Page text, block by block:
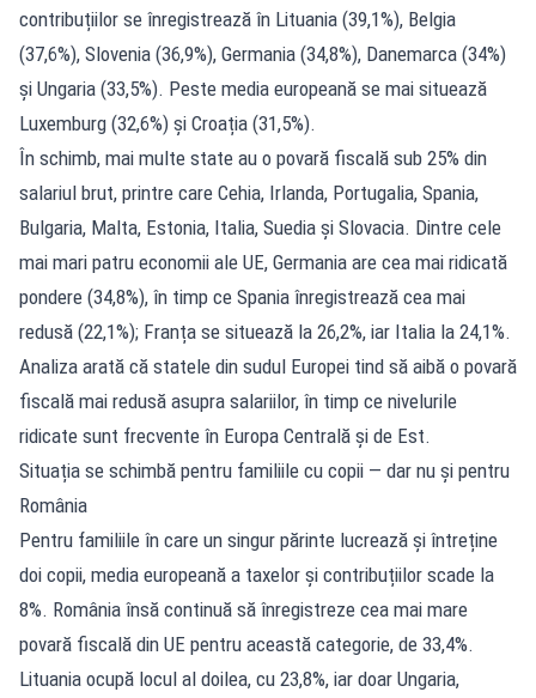
contribuțiilor se înregistrează în Lituania (39,1%), Belgia
(37,6%), Slovenia (36,9%), Germania (34,8%), Danemarca (34%)
și Ungaria (33,5%). Peste media europeană se mai situează
Luxemburg (32,6%) și Croația (31,5%).
În schimb, mai multe state au o povară fiscală sub 25% din
salariul brut, printre care Cehia, Irlanda, Portugalia, Spania,
Bulgaria, Malta, Estonia, Italia, Suedia și Slovacia. Dintre cele
mai mari patru economii ale UE, Germania are cea mai ridicată
pondere (34,8%), în timp ce Spania înregistrează cea mai
redusă (22,1%); Franța se situează la 26,2%, iar Italia la 24,1%.
Analiza arată că statele din sudul Europei tind să aibă o povară
fiscală mai redusă asupra salariilor, în timp ce nivelurile
ridicate sunt frecvente în Europa Centrală și de Est.
Situația se schimbă pentru familiile cu copii — dar nu și pentru
România
Pentru familiile în care un singur părinte lucrează și întreține
doi copii, media europeană a taxelor și contribuțiilor scade la
8%. România însă continuă să înregistreze cea mai mare
povară fiscală din UE pentru această categorie, de 33,4%.
Lituania ocupă locul al doilea, cu 23,8%, iar doar Ungaria,